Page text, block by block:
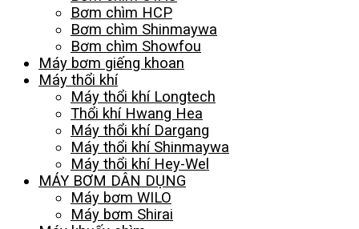
Bơm chìm HCP
Bơm chìm Shinmaywa
Bơm chìm Showfou
Máy bơm giếng khoan
Máy thổi khí
Máy thổi khí Longtech
Thổi khí Hwang Hea
Máy thổi khí Dargang
Máy thổi khí Shinmaywa
Máy thổi khí Hey-Wel
MÁY BƠM DÂN DỤNG
Máy bơm WILO
Máy bơm Shirai